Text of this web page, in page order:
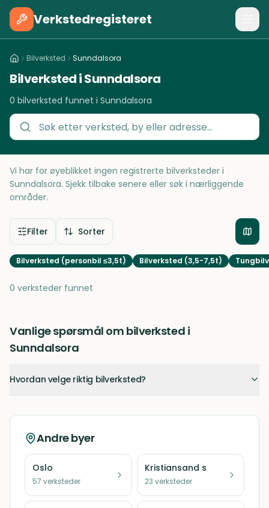
Verkstedregisteret
Bilverksted Sunndalsora
Bilverksted i Sunndalsora
0 bilverksted funnet i Sunndalsora
Vi har for øyeblikket ingen registrerte bilverksteder i
Sunndalsora. Sjekk tilbake senere eller søk i nærliggende
områder.
Filter Sorter
Bilverksted (personbil ≤3,5t) Bilverksted (3,5-7,5t)
0 verksteder funnet
Vanlige spørsmål om bilverksted i
Sunndalsora
Hvordan velge riktig bilverksted?
Andre byer
Oslo
57 verksteder
Kristiansand s
23 verksteder